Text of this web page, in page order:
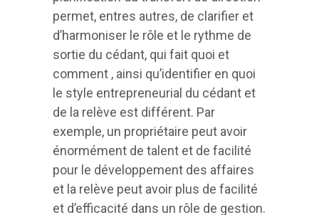
permet, entres autres, de clarifier et
d’harmoniser le rôle et le rythme de
sortie du cédant, qui fait quoi et
comment , ainsi qu’identifier en quoi
le style entrepreneurial du cédant et
de la relève est différent. Par
exemple, un propriétaire peut avoir
énormément de talent et de facilité
pour le développement des affaires
et la relève peut avoir plus de facilité
et d’efficacité dans un rôle de gestion.